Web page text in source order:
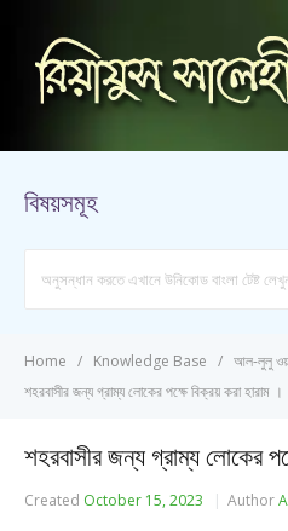
বিষয়সমূহ
Home Knowledge Base আল-লুলু
শহরবাসীর জন্য গ্রাম্য লোকের পক্ষে বিক্রয় করা হারাম ।
শহরবাসীর জন্য গ্রাম্য লোকের
Created October 15, 2023 Author